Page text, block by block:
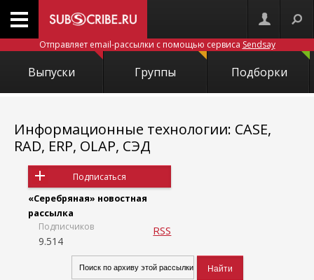
Отправляет email-рассылки с помощью сервиса Sendsay
Выпуски Группы Подборки
Информационные технологии: CASE,
RAD, ERP, OLAP, СЭД
Подписаться
«Серебряная» новостная
рассылка
Подписчиков
9.514
RSS